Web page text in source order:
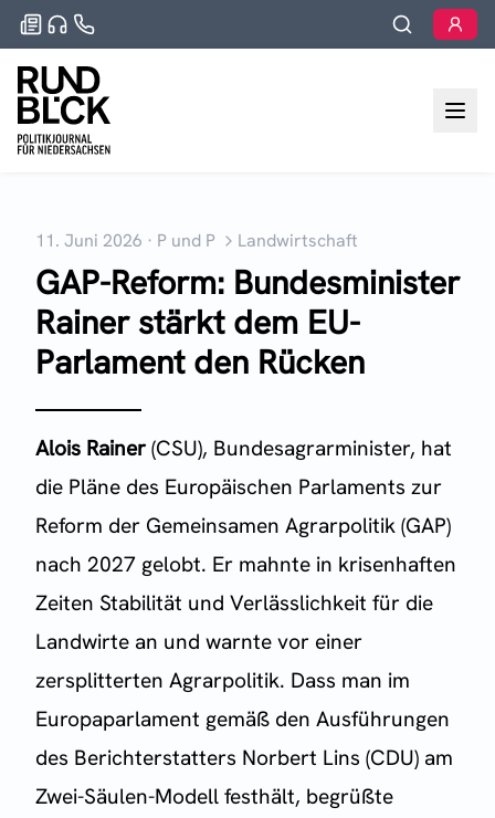
11. Juni 2026 · P und P Landwirtschaft
GAP-Reform: Bundesminister
Rainer stärkt dem EU-
Parlament den Rücken
Alois Rainer(CSU), Bundesagrarminister, hat
die Pläne des Europäischen Parlaments zur
Reform der Gemeinsamen Agrarpolitik (GAP)
nach 2027 gelobt. Er mahnte in krisenhaften
Zeiten Stabilität und Verlässlichkeit für die
Landwirte an und warnte vor einer
zersplitterten Agrarpolitik. Dass man im
Europaparlament gemäß den Ausführungen
des Berichterstatters Norbert Lins (CDU) am
Zwei-Säulen-Modell festhält, begrüßte